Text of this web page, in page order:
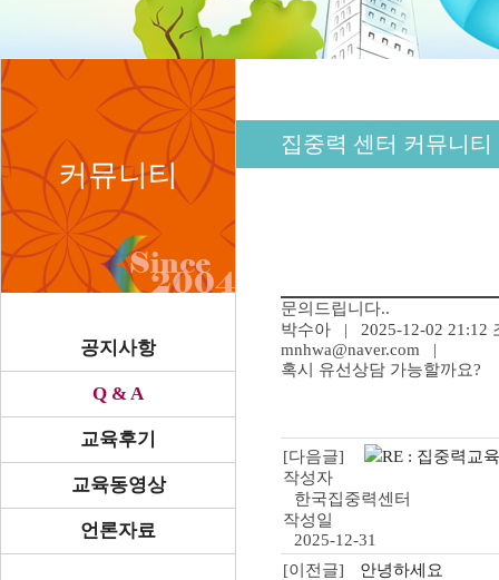
커뮤니티
공지사항
Q & A
교육후기
교육동영상
언론자료
집중력 센터 커뮤니티
문의드립니다..
박수아 | 2025-12-02 21:12
mnhwa@naver.com |
혹시 유선상담 가능할까요?
LG
인
터
넷
설
치
[다음글]
RE : 집중력교
작성자
한국집중력센터
작성일
2025-12-31
[이전글]
안녕하세요